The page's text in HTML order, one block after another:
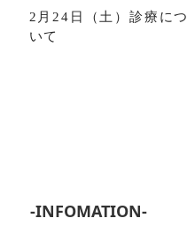
2月24日（土）診療につ
いて
-INFOMATION-